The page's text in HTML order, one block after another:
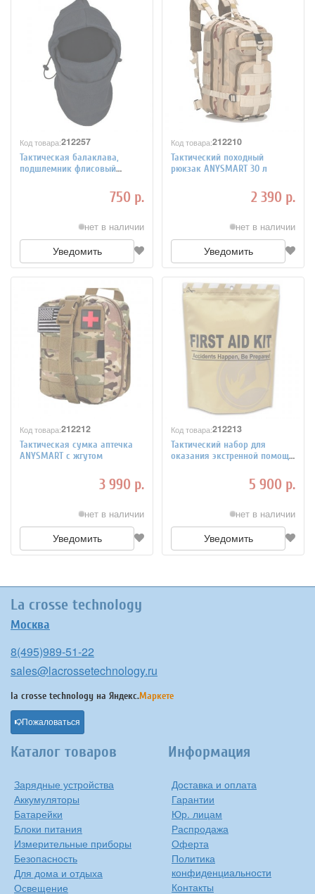
Код товара:212257
Тактическая балаклава,
подшлемник флисовый
750 р.
нет в наличии
Уведомить
Код товара:212210
Тактический походный
рюкзак ANYSMART 30 л
2 390 р.
нет в наличии
Уведомить
Код товара:212212
Тактическая сумка аптечка
ANYSMART с жгутом
3 990 р.
нет в наличии
Уведомить
Код товара:212213
Тактический набор для
оказания экстренной помощи
5 900 р.
нет в наличии
Уведомить
La crosse technology
Москва
8(495)989-51-22
sales@lacrossetechnology.ru
la crosse technology на Яндекс.Маркете
Пожаловаться
Каталог товаров
Зарядные устройства
Аккумуляторы
Батарейки
Блоки питания
Измерительные приборы
Безопасность
Для дома и отдыха
Освещение
Информация
Доставка и оплата
Гарантии
Юр. лицам
Распродажа
Оферта
Политика
конфиденциальности
Контакты